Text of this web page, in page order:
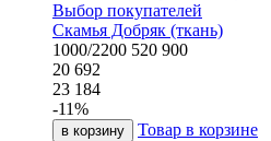
Выбор покупателей
Скамья Добряк (ткань)
1000/2200 520 900
20 692
23 184
-11%
в корзину Товар в корзине